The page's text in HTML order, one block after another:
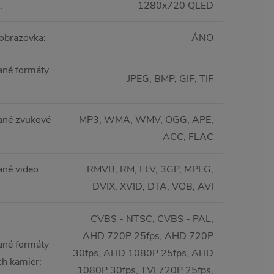
: 1280x720 QLED
: ÁNO
formáty
JPEG, BMP, GIF, TIF
zvukové
MP3, WMA, WMV, OGG, APE,
ACC, FLAC
video
RMVB, RM, FLV, 3GP, MPEG,
DVIX, XVID, DTA, VOB, AVI
formáty
kamier:
CVBS - NTSC, CVBS - PAL,
AHD 720P 25fps, AHD 720P
30fps, AHD 1080P 25fps, AHD
1080P 30fps, TVI 720P 25fps,